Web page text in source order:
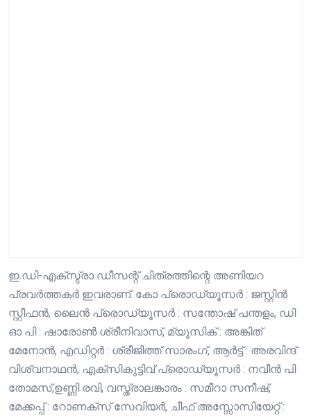
ഇ.ഡി-എക്സ്ട്രാ ഡീസന്റ് ചിത്രത്തിന്റെ അണിയറ
പ്രവർത്തകർ ഇവരാണ്. കോ പ്രൊഡ്യൂസർ : ജസ്റ്റിൻ
സ്റ്റീഫൻ, ലൈൻ പ്രൊഡ്യൂസർ : സന്തോഷ് പന്തളം, ഡി
ഓ പി : ഷാരോൺ ശ്രീനിവാസ്, മ്യൂസിക് : അങ്കിത്
മേനോൻ, എഡിറ്റർ : ശ്രീജിത്ത് സാരംഗ്, ആർട്ട് : അരവിന്ദ്
വിശ്വനാഥൻ, എക്സികുട്ടിവ് പ്രൊഡ്യൂസർ : നവീൻ പി
തോമസ്,ഉണ്ണി രവി, വസ്ത്രാലങ്കാരം : സമീറാ സനീഷ്,
മേക്കപ്പ് : റോണക്സ് സേവിയർ, ചീഫ് അസ്സോസിയേറ്റ് :